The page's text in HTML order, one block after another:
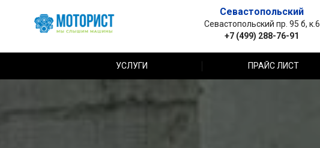
Севастопольский
Севастопольский пр. 95 б, к.6
+7 (499) 288-76-91
УСЛУГИ ПРАЙС ЛИСТ